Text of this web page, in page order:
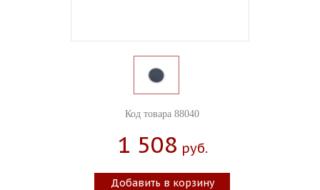
Код товара 88040
1 508 Руб.
Добавить в корзину